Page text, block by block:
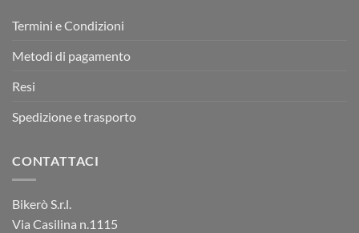
Termini e Condizioni
Metodi di pagamento
Resi
Spedizione e trasporto
CONTATTACI
Bikerò S.r.l.
Via Casilina n.1115